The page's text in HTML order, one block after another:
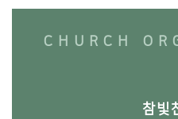
CHURCH
참빛